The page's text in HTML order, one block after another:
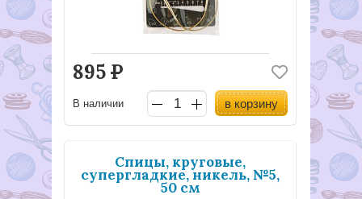
895Р
В наличии в корзину
Спицы, круговые,
супергладкие, никель, №5,
50 см